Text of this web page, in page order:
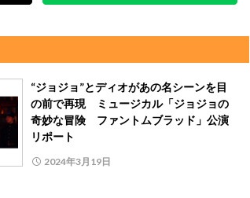
“ジョジョ”とディオがあの名シーンを目
の前で再現 ミュージカル「ジョジョの
奇妙な冒険 ファントムブラッド」公演
リポート
2024年3月19日